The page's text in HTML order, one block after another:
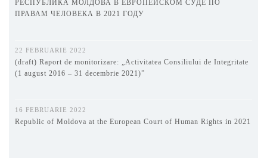
РЕСПУБЛИКА МОЛДОВА В ЕВРОПЕЙСКОМ СУДЕ ПО
ПРАВАМ ЧЕЛОВЕКА В 2021 ГОДУ
22 FEBRUARIE 2022
(draft) Raport de monitorizare: „Activitatea Consiliului de Integritate
(1 august 2016 – 31 decembrie 2021)”
16 FEBRUARIE 2022
Republic of Moldova at the European Court of Human Rights in 2021